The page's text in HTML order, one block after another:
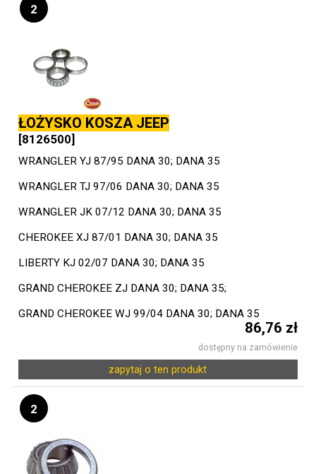
2
ŁOŻYSKO KOSZA JEEP
[8126500]
WRANGLER YJ 87/95 DANA 30; DANA 35
WRANGLER TJ 97/06 DANA 30; DANA 35
WRANGLER JK 07/12 DANA 30; DANA 35
CHEROKEE XJ 87/01 DANA 30; DANA 35
LIBERTY KJ 02/07 DANA 30; DANA 35
GRAND CHEROKEE ZJ DANA 30; DANA 35;
GRAND CHEROKEE WJ 99/04 DANA 30; DANA 35
86,76 zł
dostępny na zamówienie
zapytaj o ten produkt
2